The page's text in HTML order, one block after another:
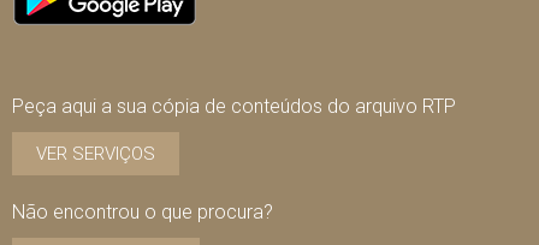
Peça aqui a sua cópia de conteúdos do arquivo RTP
VER SERVIÇOS
Não encontrou o que procura?